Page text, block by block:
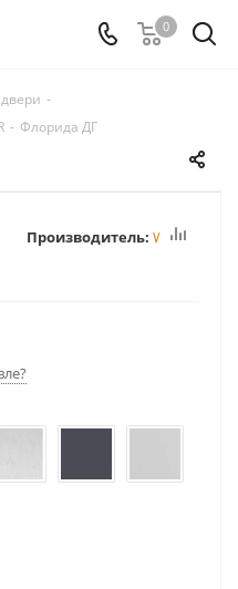
0
-
- Флорида ДГ
Производитель: Winter